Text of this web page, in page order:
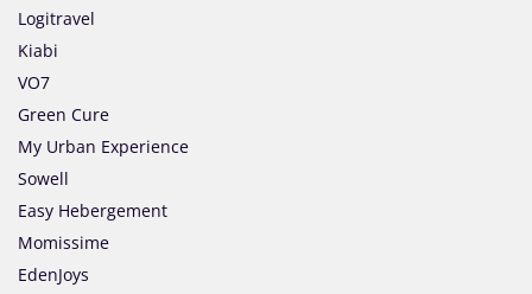
Logitravel
Kiabi
VO7
Green Cure
My Urban Experience
Sowell
Easy Hebergement
Momissime
EdenJoys